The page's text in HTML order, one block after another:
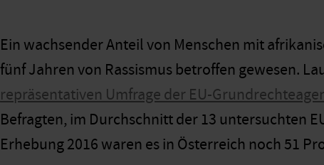
Ein wachsender Anteil von Menschen mit
fünf Jahren von Rassismus betroffen gewesen.
repräsentativen Umfrage der EU-
Befragten, im Durchschnitt der 13 untersuchten
Erhebung 2016 waren es in Österreich noch 51